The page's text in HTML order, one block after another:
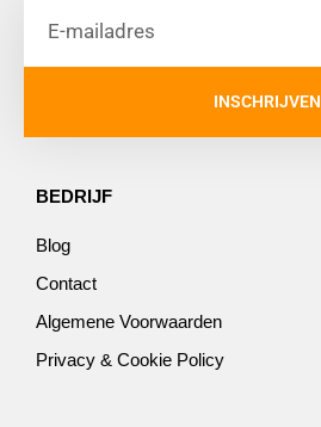
INSCHRIJVEN
BEDRIJF
Blog
Contact
Algemene Voorwaarden
Privacy & Cookie Policy